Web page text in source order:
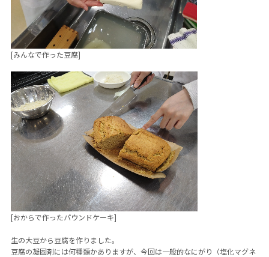
[みんなで作った豆腐]
[おからで作ったパウンドケーキ]
生の大豆から豆腐を作りました。
豆腐の凝固剤には何種類かありますが、今回は一般的なにがり（塩化マグネ